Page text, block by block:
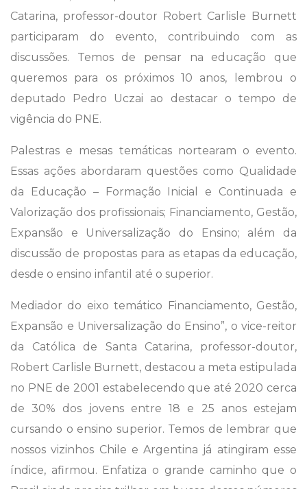
Catarina, professor-doutor Robert Carlisle Burnett
participaram do evento, contribuindo com as
discussões. Temos de pensar na educação que
queremos para os próximos 10 anos, lembrou o
deputado Pedro Uczai ao destacar o tempo de
vigência do PNE.
Palestras e mesas temáticas nortearam o evento.
Essas ações abordaram questões como Qualidade
da Educação – Formação Inicial e Continuada e
Valorização dos profissionais; Financiamento, Gestão,
Expansão e Universalização do Ensino; além da
discussão de propostas para as etapas da educação,
desde o ensino infantil até o superior.
Mediador do eixo temático Financiamento, Gestão,
Expansão e Universalização do Ensino”, o vice-reitor
da Católica de Santa Catarina, professor-doutor,
Robert Carlisle Burnett, destacou a meta estipulada
no PNE de 2001 estabelecendo que até 2020 cerca
de 30% dos jovens entre 18 e 25 anos estejam
cursando o ensino superior. Temos de lembrar que
nossos vizinhos Chile e Argentina já atingiram esse
índice, afirmou. Enfatiza o grande caminho que o